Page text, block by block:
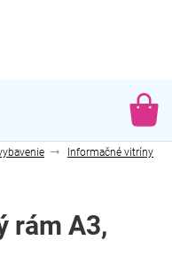
Informačné vitríny
rám A3,